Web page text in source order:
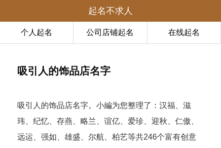
起名不求人
个人起名 公司店铺起名 在线起名
吸引人的饰品店名字
吸引人的饰品店名字。小編为您整理了：汉福、滋
玮、纪忆、存燕、略兰、谊亿、爱珍、迎秋、仁傲、
远运、强如、雄盛、尔航、柏艺等共246个富有创意